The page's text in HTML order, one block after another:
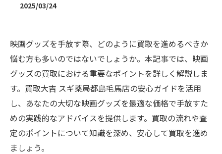
2025/03/24
映画グッズを手放す際、どのように買取を進めるべきか
悩む方も多いのではないでしょうか。本記事では、映画
グッズの買取における重要なポイントを詳しく解説しま
す。買取大吉 スギ薬局都島毛馬店の安心ガイドを活用
し、あなたの大切な映画グッズを最適な価格で手放すた
めの実践的なアドバイスを提供します。買取の流れや査
定のポイントについて知識を深め、安心して買取を進め
ましょう。